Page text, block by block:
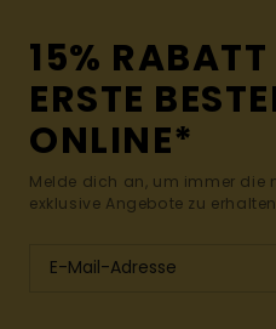
15%
ERSTE
ONLINE*
Melde dich an, um immer die
exklusive Angebote zu